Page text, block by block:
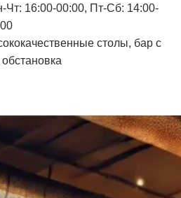
Чт: 16:00-00:00, Пт-Сб: 14:00-
столы, бар с